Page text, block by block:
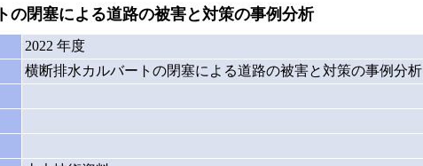
閉塞による道路の被害と対策の事例分析
2022 年度
横断排水カルバートの閉塞による道路の被害と対策の事例分析